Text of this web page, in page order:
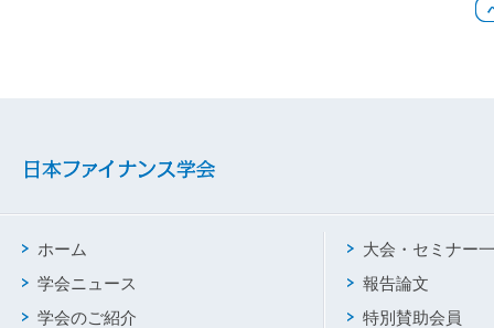
ホーム
学会ニュース
学会のご紹介
大会・セミナー
報告論文
特別賛助会員